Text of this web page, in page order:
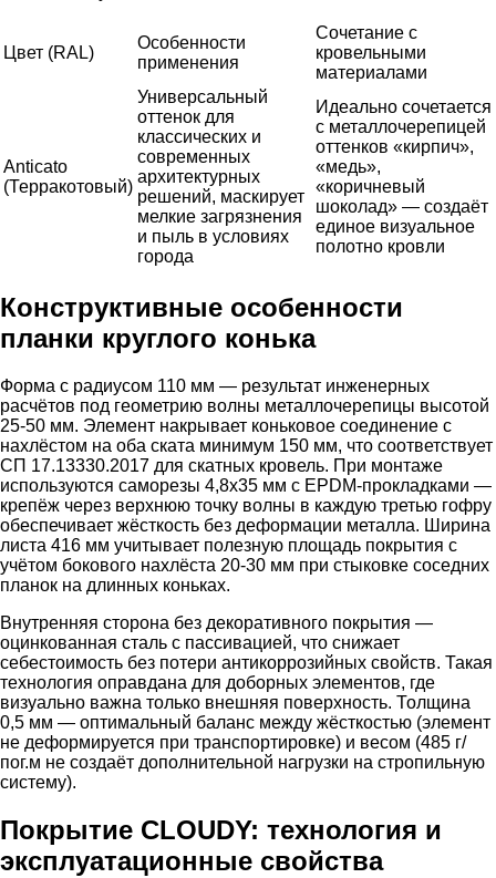
Цвет (RAL)
Особенности
применения
Сочетание с
кровельными
материалами
Anticato
(Терракотовый)
Универсальный
оттенок для
классических и
современных
архитектурных
решений, маскирует
мелкие загрязнения
и пыль в условиях
города
Идеально сочетается
с металлочерепицей
оттенков «кирпич»,
«медь»,
«коричневый
шоколад» — создаёт
единое визуальное
полотно кровли
Конструктивные особенности
планки круглого конька
Форма с радиусом 110 мм — результат инженерных
расчётов под геометрию волны металлочерепицы высотой
25-50 мм. Элемент накрывает коньковое соединение с
нахлёстом на оба ската минимум 150 мм, что соответствует
СП 17.13330.2017 для скатных кровель. При монтаже
используются саморезы 4,8х35 мм с EPDM-прокладками —
крепёж через верхнюю точку волны в каждую третью гофру
обеспечивает жёсткость без деформации металла. Ширина
листа 416 мм учитывает полезную площадь покрытия с
учётом бокового нахлёста 20-30 мм при стыковке соседних
планок на длинных коньках.
Внутренняя сторона без декоративного покрытия —
оцинкованная сталь с пассивацией, что снижает
себестоимость без потери антикоррозийных свойств. Такая
технология оправдана для доборных элементов, где
визуально важна только внешняя поверхность. Толщина
0,5 мм — оптимальный баланс между жёсткостью (элемент
не деформируется при транспортировке) и весом (485 г/
пог.м не создаёт дополнительной нагрузки на стропильную
систему).
Покрытие CLOUDY: технология и
эксплуатационные свойства